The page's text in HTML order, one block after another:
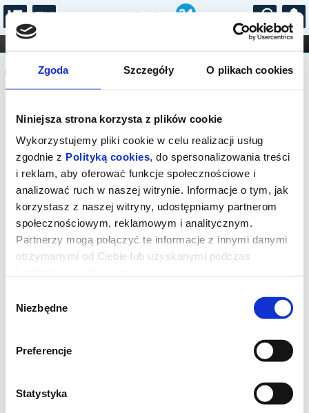
Zgoda Szczegóły O plikach cookies
Niniejsza strona korzysta z plików cookie
Wykorzystujemy pliki cookie w celu realizacji usług
zgodnie z Polityką cookies, do spersonalizowania treści
i reklam, aby oferować funkcje społecznościowe i
analizować ruch w naszej witrynie. Informacje o tym, jak
korzystasz z naszej witryny, udostępniamy partnerom
społecznościowym, reklamowym i analitycznym.
Partnerzy mogą połączyć te informacje z innymi danymi
otrzymanymi od Ciebie lub uzyskanymi podczas
zgody
Niezbędne
Preferencje
Statystyka
...
FILHARMONIA OPERA I BALET
STAND-UP
DLA DZIECI
Komunikat
Sprzedaż biletów on-line na wydarzenie
została zakończona.